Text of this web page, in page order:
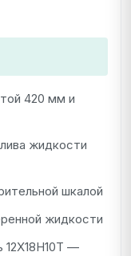
420 мм и
жидкости
шкалой
жидкости
12Х18Н10Т —